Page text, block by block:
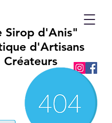
Sirop d'Anis"
d'Artisans
Créateurs